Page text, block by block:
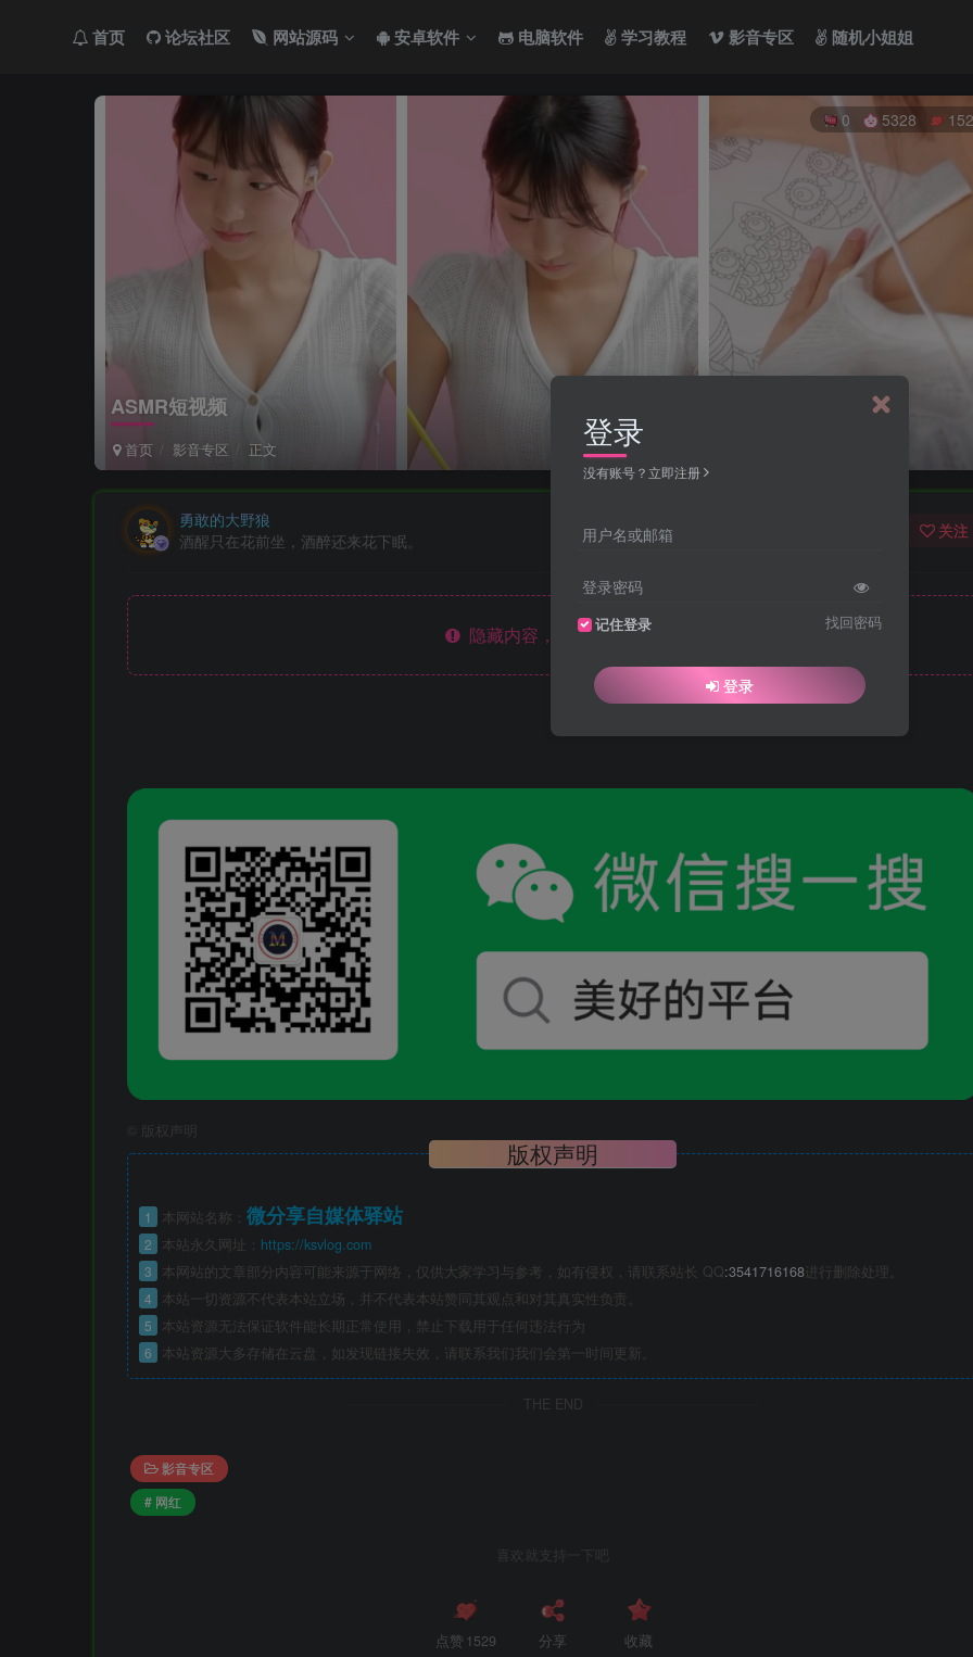
首页 论坛社区 网站源码 安卓软件 电脑软件 学习教程 影音专区 随机小姐姐
ASMR短视频
首页 影音专区 正文
0 5328
勇敢的大野狼
酒醒只在花前坐，酒醉还来花下眠。
关注
隐藏内容，请登录后查看
版权声明
版权声明
1 本网站名称： 微分享自媒体驿站
2 本站永久网址： https://ksvlog.com
3 本网站的文章部分内容可能来源于网络，仅供大家学习与参考，如有侵权，请联系站长 QQ:3541716168 进行删除处理。
4 本站一切资源不代表本站立场，并不代表本站赞同其观点和对其真实性负责。
5 本站资源无法保证软件能长期正常使用，禁止下载用于任何违法行为
6 本站资源大多存储在云盘，如发现链接失效，请联系我们我们会第一时间更新。
THE END
影音专区
# 网红
喜欢就支持一下吧
点赞 1529 分享 收藏
登录
没有账号？立即注册
用户名或邮箱
登录密码
记住登录 找回密码
登录